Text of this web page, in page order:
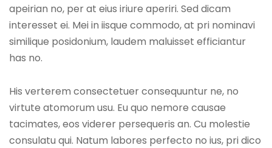
apeirian no, per at eius iriure aperiri. Sed dicam
interesset ei. Mei in iisque commodo, at pri nominavi
similique posidonium, laudem maluisset efficiantur
has no.
His verterem consectetuer consequuntur ne, no
virtute atomorum usu. Eu quo nemore causae
tacimates, eos viderer persequeris an. Cu molestie
consulatu qui. Natum labores perfecto no ius, pri dico